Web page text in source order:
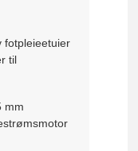
fotpleieetuier
til
mm